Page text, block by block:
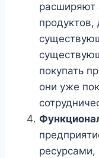
расширяют
покупать
они уже
ресурсами,